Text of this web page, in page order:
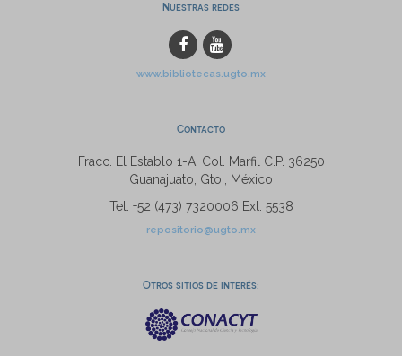
Nuestras redes
www.bibliotecas.ugto.mx
Contacto
Fracc. El Establo 1-A, Col. Marfil C.P. 36250
Guanajuato, Gto., México
Tel: +52 (473) 7320006 Ext. 5538
repositorio@ugto.mx
Otros sitios de interés: